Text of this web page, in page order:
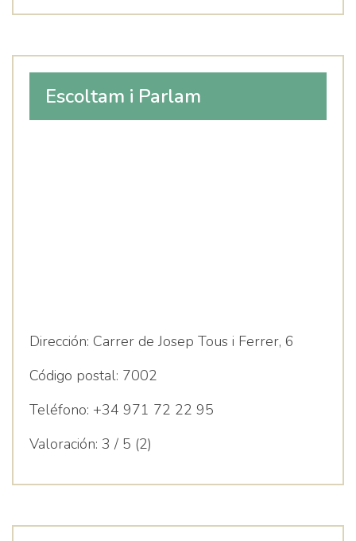
Escoltam i Parlam
Dirección: Carrer de Josep Tous i Ferrer, 6
Código postal: 7002
Teléfono: +34 971 72 22 95
Valoración: 3 / 5 (2)